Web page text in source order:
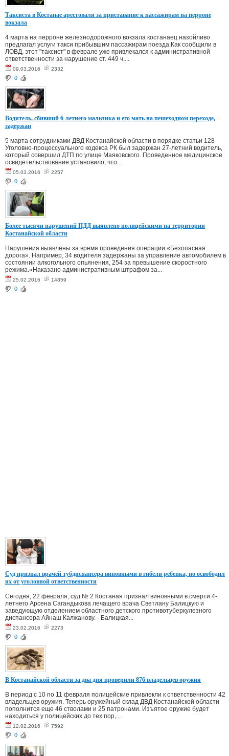
Таксиста в Костанае арестовали за приставание к пассажирам на перроне
вокзала
4 марта на перроне железнодорожного вокзала костанаец назойливо
предлагал услуги такси прибывшим пассажирам поезда.Как сообщили в
ЛОВД, этот "таксист" в феврале уже привлекался к административной
ответственности за нарушение ст. 449 ч....
09.03.2016 2332
0
Водитель, сбивший 6-летнего мальчика и его мать на пешеходном переходе,
задержан
5 марта сотрудниками ДВД Костанайской области в порядке статьи 128
Уголовно-процессуального кодекса РК был задержан 27-летний водитель,
который совершил ДТП по улице Маяковского. Проведенное медицинское
освидетельствование установило, что...
05.03.2016 2257
0
Более тысячи нарушений ПДД выявлено полицейскими на территории
Костанайской области
Нарушения выявлены за время проведения операции «Безопасная
дорога». Например, 34 водителя задержаны за управление автомобилем в
состоянии алкогольного опьянения, 254 за превышение скоростного
режима.«Наказано административным штрафом за...
25.02.2016 14859
0
Суд признал врачей тубдиспансера виновными в гибели ребенка, но освободил
их от уголовной ответственности
Сегодня, 22 февраля, суд № 2 Костаная признал виновными в смерти 4-
летнего Арсена Сагандыкова лечащего врача Светлану Балицкую и
заведующую отделением областного детского противотуберкулезного
диспансера Айнаш Калжанову. - Балицкая...
23.02.2016 2273
0
В Костанайской области за два дня проверили 876 владельцев оружия
В период с 10 по 11 февраля полицейские привлекли к ответственности 42
владельцев оружия. Теперь оружейный склад ДВД Костанайской области
пополнится еще 46 стволами и 25 патронами. Изъятое оружие будет
находиться у полицейских до тех пор,...
12.02.2016 7592
0